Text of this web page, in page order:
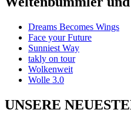
Dreams Becomes Wings
Face your Future
Sunniest Way
takly on tour
Wolkenweit
Wolle 3.0
UNSERE